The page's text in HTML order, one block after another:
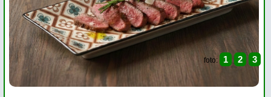
foto: 1 2 3